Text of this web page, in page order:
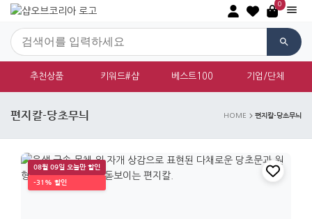
0
추천상품 키워드#샵 베스트100 기업/단체
편지칼-당초무늬 HOME 편지칼-당초무늬
08월 09일 오늘만 할인
-31% 할인